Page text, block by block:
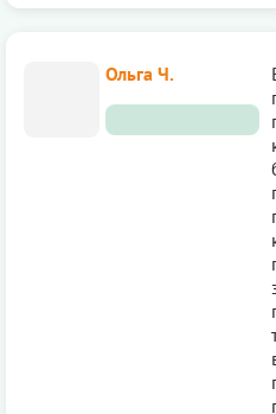
Ольга Ч.